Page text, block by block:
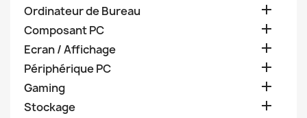
Ordinateur de Bureau 
Composant PC 
Ecran / Affichage 
Périphérique PC 
Gaming 
Stockage 